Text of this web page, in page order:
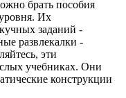
брать пособия
Их
заданий -
развлекалки -
эти
учебниках. Они
конструкции